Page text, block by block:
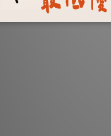
最低23元